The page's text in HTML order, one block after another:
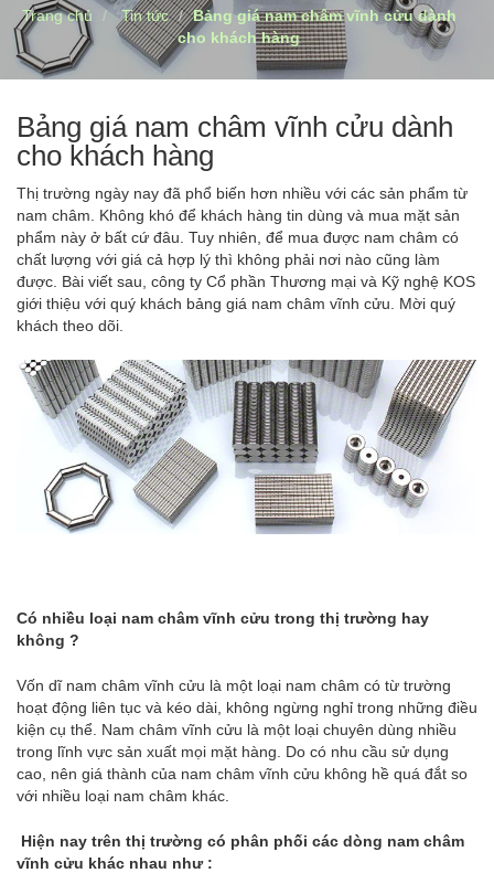
Trang chủ Tin tức
Bảng giá nam châm vĩnh cửu dành
cho khách hàng
Bảng giá nam châm vĩnh cửu dành
cho khách hàng
Thị trường ngày nay đã phổ biến hơn nhiều với các sản phẩm từ
nam châm. Không khó để khách hàng tin dùng và mua mặt sản
phẩm này ở bất cứ đâu. Tuy nhiên, để mua được nam châm có
chất lượng với giá cả hợp lý thì không phải nơi nào cũng làm
được. Bài viết sau, công ty Cổ phần Thương mại và Kỹ nghệ KOS
giới thiệu với quý khách bảng giá nam châm vĩnh cửu. Mời quý
khách theo dõi.
Có nhiều loại nam châm vĩnh cửu trong thị trường hay
không ?
Vốn dĩ nam châm vĩnh cửu là một loại nam châm có từ trường
hoạt động liên tục và kéo dài, không ngừng nghỉ trong những điều
kiện cụ thể. Nam châm vĩnh cửu là một loại chuyên dùng nhiều
trong lĩnh vực sản xuất mọi mặt hàng. Do có nhu cầu sử dụng
cao, nên giá thành của nam châm vĩnh cửu không hề quá đắt so
với nhiều loại nam châm khác.
Hiện nay trên thị trường có phân phối các dòng nam châm
vĩnh cửu khác nhau như :